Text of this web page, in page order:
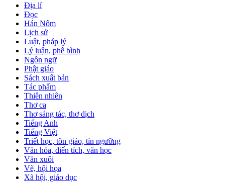
Địa lí
Đọc
Hán Nôm
Lịch sử
Luật, pháp lý
Lý luận, phê bình
Ngôn ngữ
Phật giáo
Sách xuất bản
Tác phẩm
Thiên nhiên
Thơ ca
Thơ sáng tác, thơ dịch
Tiếng Anh
Tiếng Việt
Triết học, tôn giáo, tín ngưỡng
Văn hóa, điển tích, văn học
Văn xuôi
Vẽ, hội họa
Xã hội, giáo dục